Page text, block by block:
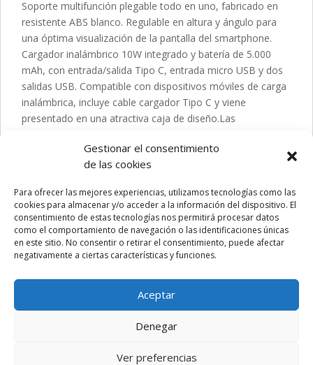
Gestionar el consentimiento
de las cookies
Para ofrecer las mejores experiencias, utilizamos tecnologías como las
cookies para almacenar y/o acceder a la información del dispositivo. El
consentimiento de estas tecnologías nos permitirá procesar datos
como el comportamiento de navegación o las identificaciones únicas
en este sitio. No consentir o retirar el consentimiento, puede afectar
negativamente a ciertas características y funciones.
Aceptar
Denegar
Ver preferencias
Soporte multifunción plegable todo en uno, fabricado en
resistente ABS blanco. Regulable en altura y ángulo para
una óptima visualización de la pantalla del smartphone.
Cargador inalámbrico 10W integrado y batería de 5.000
mAh, con entrada/salida Tipo C, entrada micro USB y dos
salidas USB. Compatible con dispositivos móviles de carga
inalámbrica, incluye cable cargador Tipo C y viene
presentado en una atractiva caja de diseño.Las
auxiliares externas son reales, incorporando todas ellas
baterías de grado A y no recicladas, con una vida útil de al
están fabricadas conforme a los estándares RoHS y en
cumplimiento con los siguientes requisitos de seguridad:
Sistema de protección contra sobrecarga del power bank.
Sistema de protección contra descarga completa que
proporciona una mayor durabilidad del power bank.
Sistema de bloqueo para evitar cortocircuitos. Sistema de
transferencia de carga constante, acorde con la capacidad
del dispositivo de destino.